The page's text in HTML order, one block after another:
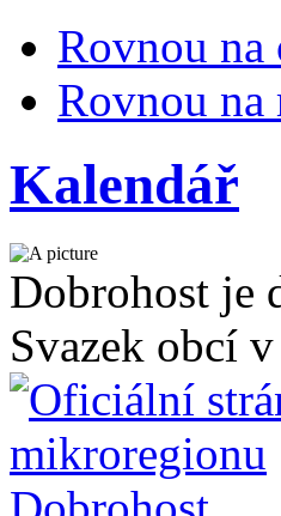
Rovnou na
Rovnou na
Kalendář
Dobrohost je
Svazek obcí